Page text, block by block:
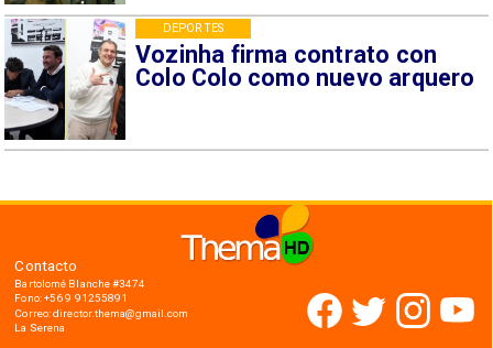
Vozinha firma contrato con
Colo Colo como nuevo arquero
DEPORTES
Contacto
Bartolomé Blanche #3474
Fono: +56 9 91255891
Correo: director.thema@gmail.com
La Serena